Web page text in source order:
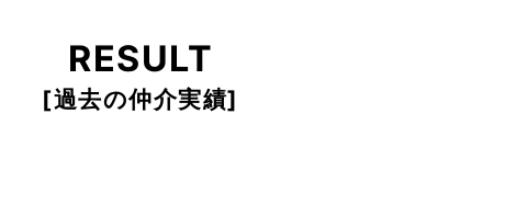
RESULT
過去の仲介実績